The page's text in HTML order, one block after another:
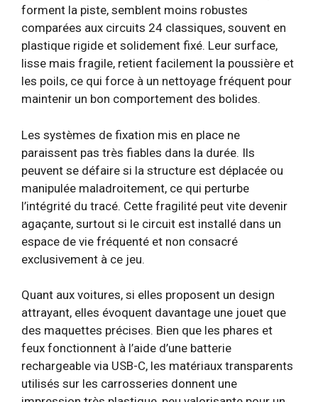
forment la piste, semblent moins robustes
comparées aux circuits 24 classiques, souvent en
plastique rigide et solidement fixé. Leur surface,
lisse mais fragile, retient facilement la poussière et
les poils, ce qui force à un nettoyage fréquent pour
maintenir un bon comportement des bolides.
Les systèmes de fixation mis en place ne
paraissent pas très fiables dans la durée. Ils
peuvent se défaire si la structure est déplacée ou
manipulée maladroitement, ce qui perturbe
l’intégrité du tracé. Cette fragilité peut vite devenir
agaçante, surtout si le circuit est installé dans un
espace de vie fréquenté et non consacré
exclusivement à ce jeu.
Quant aux voitures, si elles proposent un design
attrayant, elles évoquent davantage une jouet que
des maquettes précises. Bien que les phares et
feux fonctionnent à l’aide d’une batterie
rechargeable via USB-C, les matériaux transparents
utilisés sur les carrosseries donnent une